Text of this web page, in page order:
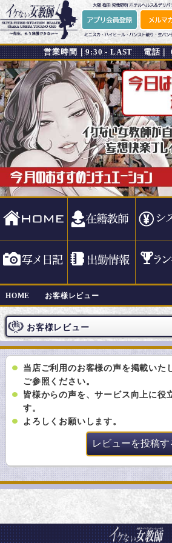
営業時間｜9:30 -LAST 電話｜
HOME お客様レビュー
お客様レビュー
当店ご利用のお客様の声を掲載いた
ご参照ください。
皆様からの声を、サービス向上に役
す。
よろしくお願いします。